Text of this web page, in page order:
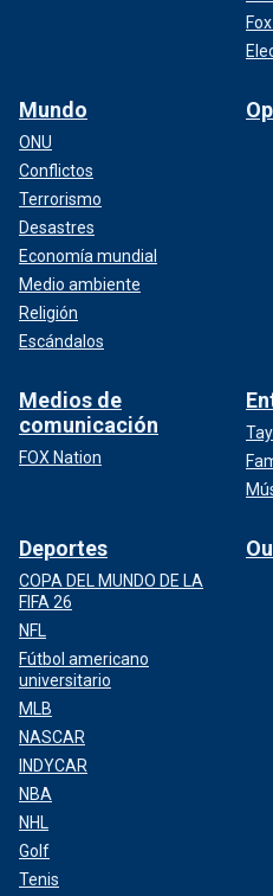
Mundo
ONU
Conflictos
Terrorismo
Desastres
Economía mundial
Medio ambiente
Religión
Escándalos
Medios de
comunicación
FOX Nation
Deportes
COPA DEL MUNDO DE LA
FIFA 26
NFL
Fútbol americano
universitario
MLB
NASCAR
INDYCAR
NBA
NHL
Golf
Tenis